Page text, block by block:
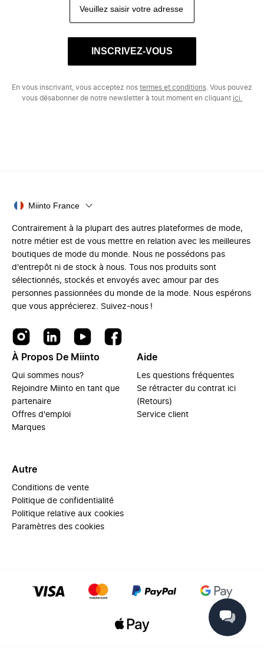
INSCRIVEZ-VOUS
En vous inscrivant, vous acceptez nos termes et conditions . Vous pouvez
vous désabonner de notre newsletter à tout moment en cliquant ici.
Miinto France
Contrairement à la plupart des autres plateformes de mode,
notre métier est de vous mettre en relation avec les meilleures
boutiques de mode du monde. Nous ne possédons pas
d'entrepôt ni de stock à nous. Tous nos produits sont
sélectionnés, stockés et envoyés avec amour par des
personnes passionnées du monde de la mode. Nous espérons
que vous apprécierez. Suivez-nous !
À Propos De Miinto
Qui sommes nous?
Rejoindre Miinto en tant que
partenaire
Offres d'emploi
Marques
Aide
Les questions fréquentes
Se rétracter du contrat ici
(Retours)
Service client
Autre
Conditions de vente
Politique de confidentialité
Politique relative aux cookies
Paramètres des cookies